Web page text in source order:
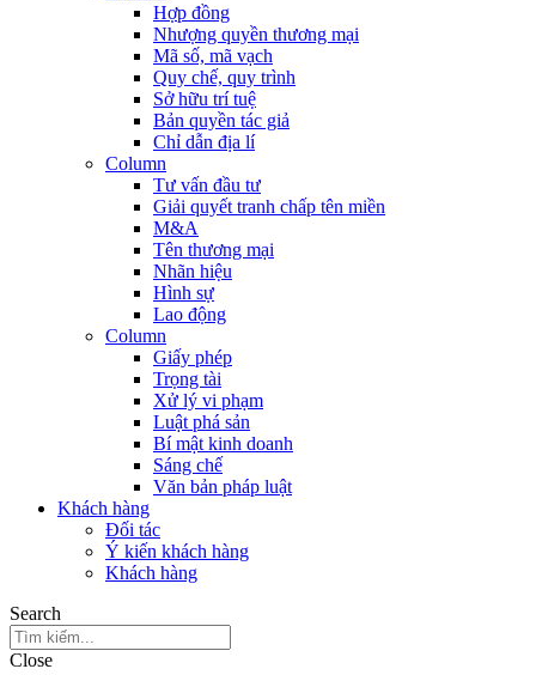
Hợp đồng
Nhượng quyền thương mại
Mã số, mã vạch
Quy chế, quy trình
Sở hữu trí tuệ
Bản quyền tác giả
Chỉ dẫn địa lí
Column
Tư vấn đầu tư
Giải quyết tranh chấp tên miền
M&A
Tên thương mại
Nhãn hiệu
Hình sự
Lao động
Column
Giấy phép
Trọng tài
Xử lý vi phạm
Luật phá sản
Bí mật kinh doanh
Sáng chế
Văn bản pháp luật
Khách hàng
Đối tác
Ý kiến khách hàng
Khách hàng
Search
Close